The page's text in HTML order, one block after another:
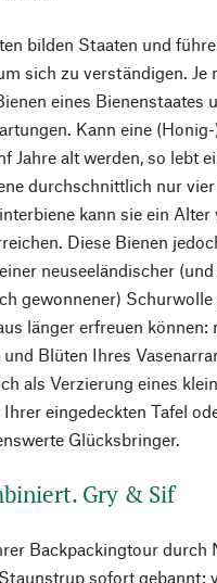
bilden Staaten und
sich zu verständigen. Je
eines Bienenstaates
Kann eine
Jahre alt werden, so lebt
durchschnittlich nur
kann sie ein Alter
Diese Bienen
neuseeländischer
gewonnener)
länger erfreuen
Blüten Ihres
als Verzierung eines
eingedeckten Tafel
Glücksbringer.
Gry & Sif
Backpackingtour durch
sofort gebannt: